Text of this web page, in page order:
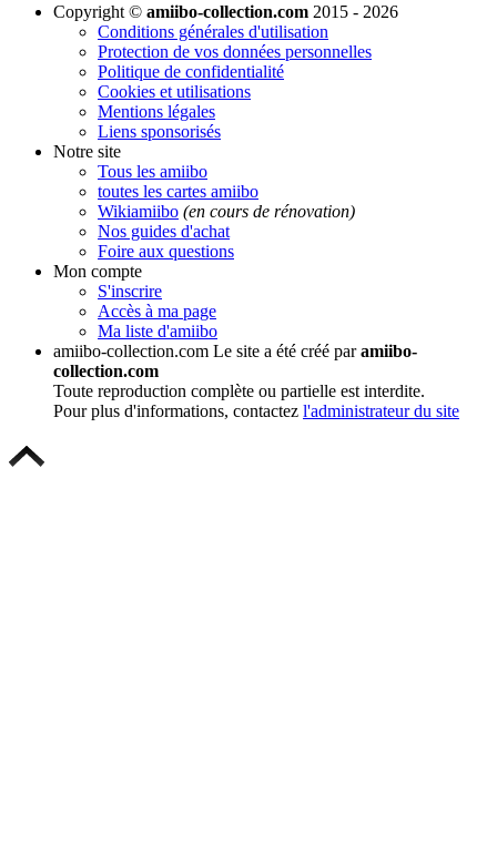
Copyright © amiibo-collection.com 2015 - 2026
Conditions générales d'utilisation
Protection de vos données personnelles
Politique de confidentialité
Cookies et utilisations
Mentions légales
Liens sponsorisés
Notre site
Tous les amiibo
toutes les cartes amiibo
Wikiamiibo (en cours de rénovation)
Nos guides d'achat
Foire aux questions
Mon compte
S'inscrire
Accès à ma page
Ma liste d'amiibo
amiibo-collection.com Le site a été créé paramiibo-
collection.com
Toute reproduction complète ou partielle est interdite.
Pour plus d'informations, contactez l'administrateur du site